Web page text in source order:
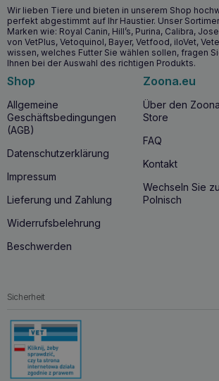
Wir lieben Tiere und bieten in unserem Shop
perfekt abgestimmt auf Ihr Haustier. Unser
Marken wie: Royal Canin, Hill’s, Purina, Calibra,
von VetPlus, Vetoquinol, Bayer, Vetfood, iloVet,
wissen, welches Futter Sie wählen sollen, fragen
Ihnen bei der Auswahl des richtigen Produkts.
Shop
Allgemeine
Geschäftsbedingungen
(AGB)
Datenschutzerklärung
Impressum
Lieferung und Zahlung
Widerrufsbelehrung
Beschwerden
Zoona.eu
Über den
Store
FAQ
Kontakt
Wechseln Sie zu
Polnisch
Sicherheit